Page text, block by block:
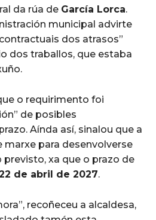
da rúa de García Lorca.
municipal advirte
dos atrasos”
dos traballos, que estaba
o requirimento foi
de posibles
Aínda así, sinalou que a
marxe para desenvolverse
xa que o prazo de
de abril de 2027.
recoñeceu a alcaldesa,